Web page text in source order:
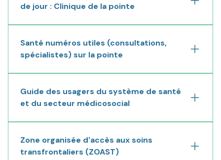
de jour : Clinique de la pointe
Santé numéros utiles (consultations,
spécialistes) sur la pointe
Guide des usagers du système de santé
et du secteur médicosocial
Zone organisée d'accès aux soins
transfrontaliers (ZOAST)